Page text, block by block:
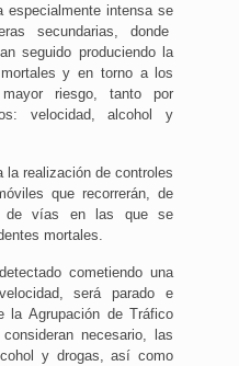
especialmente intensa se
secundarias, donde
seguido produciendo la
y en torno a los
riesgo, tanto por
velocidad, alcohol y
realización de controles
que recorrerán, de
de vías en las que se
mortales.
cometiendo una
será parado e
la Agrupación de Tráfico
necesario, las
y drogas, así como